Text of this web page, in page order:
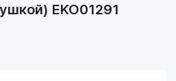
EKO01291